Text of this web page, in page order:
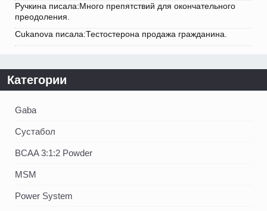
Ручкина писала:Много препятствий для окончательного
преодоления.
Cukanova писала:Тестостерона продажа гражданина.
Категории
Gaba
Сустабол
BCAA 3:1:2 Powder
MSM
Power System